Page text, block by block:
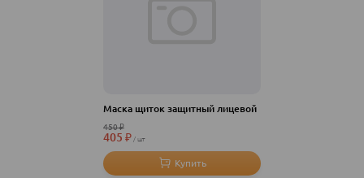
Маска щиток защитный лицевой
450₽
405 ₽ шт